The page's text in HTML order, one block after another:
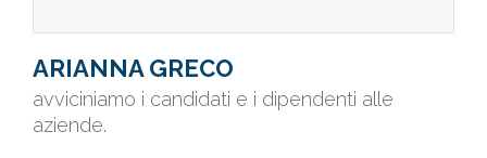
ARIANNA GRECO
avviciniamo i candidati e i dipendenti alle
aziende.